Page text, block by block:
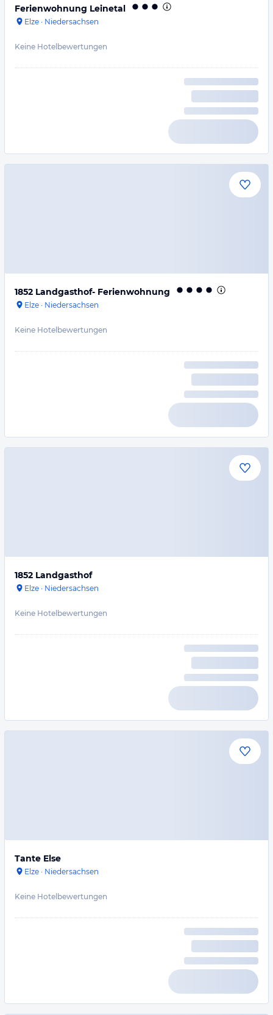
Ferienwohnung Leinetal
Elze · Niedersachsen
Keine Hotelbewertungen
1852 Landgasthof- Ferienwohnung
Elze · Niedersachsen
Keine Hotelbewertungen
1852 Landgasthof
Elze · Niedersachsen
Keine Hotelbewertungen
Tante Else
Elze · Niedersachsen
Keine Hotelbewertungen